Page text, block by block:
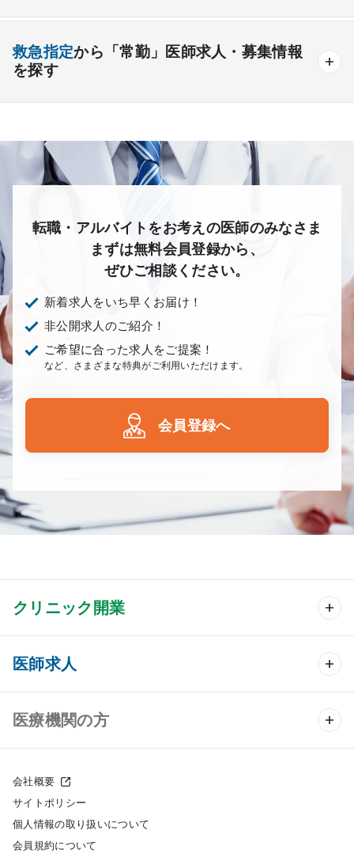
心療内科 泌尿器科 眼科 耳鼻咽喉科
皮膚科
放射線科 救命救急科 病理科 その他
後期研修可能 週4日の勤務可能
オンコールなしの勤務可能 セカンドキャリア歓迎
検査
救急指定から「常勤」医師求人・募集情報
を探す
転職・アルバイトをお考えの医師のみなさま
まずは無料会員登録から、
ぜひご相談ください。
新着求人をいち早くお届け！
非公開求人のご紹介！
ご希望に合った求人をご提案！
など、さまざまな特典がご利用いただけます。
会員登録へ
クリニック開業
クリニック開業 TOP
クリニック物件検索
クリニックの開業スタイル
クリニック開業までの流れ
医師求人
医師求人 TOP
常勤求人検索
非常勤求人検索
スポット求人検索
医療機関の方
採用をお考えの医療機関の方
会社概要
サイトポリシー
個人情報の取り扱いについて
会員規約について